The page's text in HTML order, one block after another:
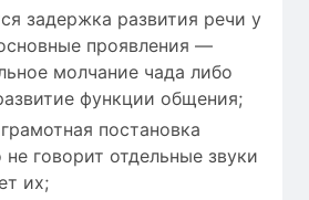
задержка развития речи у
проявления —
молчание чада либо
функции общения;
постановка
не говорит отдельные звуки
их;